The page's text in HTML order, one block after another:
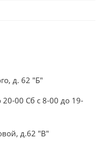
д. 62 "Б"
00 Сб с 8-00 до 19-
д.62 "В"